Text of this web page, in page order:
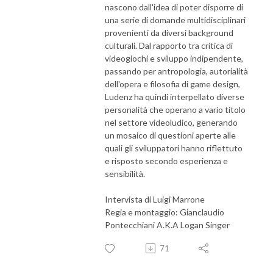
nascono dall'idea di poter disporre di
una serie di domande multidisciplinari
provenienti da diversi background
culturali. Dal rapporto tra critica di
videogiochi e sviluppo indipendente,
passando per antropologia, autorialità
dell'opera e filosofia di game design,
Ludenz ha quindi interpellato diverse
personalità che operano a vario titolo
nel settore videoludico, generando
un mosaico di questioni aperte alle
quali gli sviluppatori hanno riflettuto
e risposto secondo esperienza e
sensibilità.
Intervista di Luigi Marrone
Regia e montaggio: Gianclaudio
Pontecchiani A.K.A Logan Singer
71